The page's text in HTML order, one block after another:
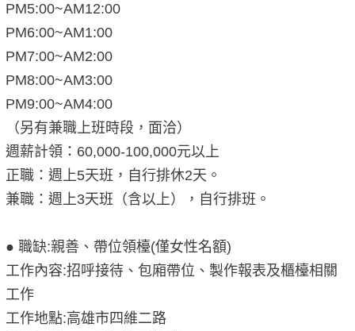
PM5:00~AM12:00
PM6:00~AM1:00
PM7:00~AM2:00
PM8:00~AM3:00
PM9:00~AM4:00
（另有兼職上班時段，面洽）
週薪計領：60,000-100,000元以上
正職：週上5天班，自行排休2天。
兼職：週上3天班（含以上），自行排班。
● 職缺:親善、帶位領檯(僅女性名額)
工作內容:招呼接待、包廂帶位、製作報表及櫃檯相關
工作
工作地點:高雄市四維二路